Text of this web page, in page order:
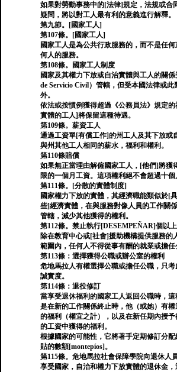
如果對勞動事務中的[法律]規定，法規或合
疑問，將以對工人最有利的意義進行解釋。
第九節。[國家工人]
第107條。[國家工人]
國家工人是為公共行政服務的，而不是任
何人的服務。
第108條。國家工人制度
國家及其權力下放或自治實體與工人的關
de Servicio Civil）管轄，但受本國法律或
外。
依法或按慣例獲得超過《公務員法》規定
實體的工人]將保留這種待遇。
第109條。薪資工人
通過工資單[有償工作]的州工人及其下放或
與州其他工人相同的薪水，福利和權利。
第110條賠償
如果無正當理由解僱國家工人，[他們]將獲
限的一個月工資。這項權利絕不會超過十個
第111條。[分散的實體制度]
國家權力下放的實體，其經濟職能類似於[
些]經濟實體，在與服務對像人員的工作關
管轄，減少其他獲得的權利。
第112條。禁止執行[DESEMPEÑAR]個以
除在教育中心或[社會]援助機構提供服務的
範圍內，任何人不得從事有酬的就業或擔任
第113條：選擇獲得公職或辦公室的權利
危地馬拉人有權選擇公職或擔任公職，只
誠實度。
第114條：退役修訂
當享受退休福利的國家工人返回公職時，
是在新的工作關係終止時，他（或她）有
的福利（權宜之計），以及在新任期內授
的工資中獲得的福利。
根據國家的可能性，它將著手定期修訂分
貼的數額[montepíos]。
第115條。危地馬拉社會保障學院向退休人
享受國家，自治和權力下放實體的退休金